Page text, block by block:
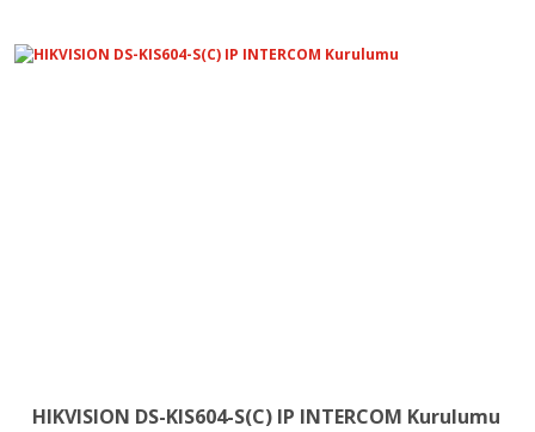
HIKVISION DS-KIS604-S(C) IP INTERCOM Kurulumu